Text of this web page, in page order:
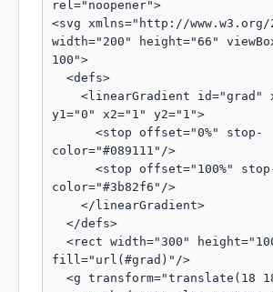
rel="noopener">
<svg xmlns="http://www.w3.org/
width="200" height="66"
100">
y1="0" x2="1" y2="1">
color="#089111"/>
color="#3b82f6"/>
fill="url(#grad)"/>